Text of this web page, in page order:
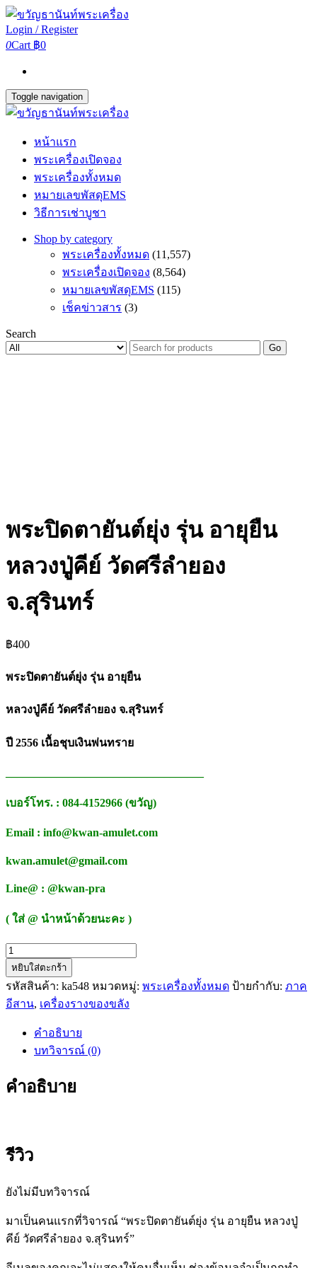
Login / Register
0Cart ฿0
Toggle navigation
หน้าแรก
พระเครื่องเปิดจอง
พระเครื่องทั้งหมด
หมายเลขพัสดุEMS
วิธีการเช่าบูชา
Shop by category
พระเครื่องทั้งหมด (11,557)
พระเครื่องเปิดจอง (8,564)
หมายเลขพัสดุEMS (115)
เช็คข่าวสาร (3)
Search
Go
พระปิดตายันต์ยุ่ง รุ่น อายุยืน
หลวงปู่คีย์ วัดศรีลำยอง
จ.สุรินทร์
฿400
พระปิดตายันต์ยุ่ง รุ่น อายุยืน
หลวงปู่คีย์ วัดศรีลำยอง จ.สุรินทร์
ปี 2556 เนื้อชุบเงินพ่นทราย
เบอร์โทร. : 084-4152966 (ขวัญ)
Email : info@kwan-amulet.com
kwan.amulet@gmail.com
Line@ : @kwan-pra
( ใส่ @ นำหน้าด้วยนะคะ )
จำนวน
พระ
ปิด
ตา
อายุ
ยืน
คีย์
วัด
ลำยอง
จ.สุรินทร์
ชิ้น
หยิบใส่ตะกร้า
รหัสสินค้า: ka548 หมวดหมู่: พระเครื่องทั้งหมด ป้ายกำกับ: ภาค
อีสาน, เครื่องรางของขลัง
คำอธิบาย
บทวิจารณ์ (0)
คำอธิบาย
รีวิว
ยังไม่มีบทวิจารณ์
มาเป็นคนแรกที่วิจารณ์ “พระปิดตายันต์ยุ่ง รุ่น อายุยืน หลวงปู่
คีย์ วัดศรีลำยอง จ.สุรินทร์”